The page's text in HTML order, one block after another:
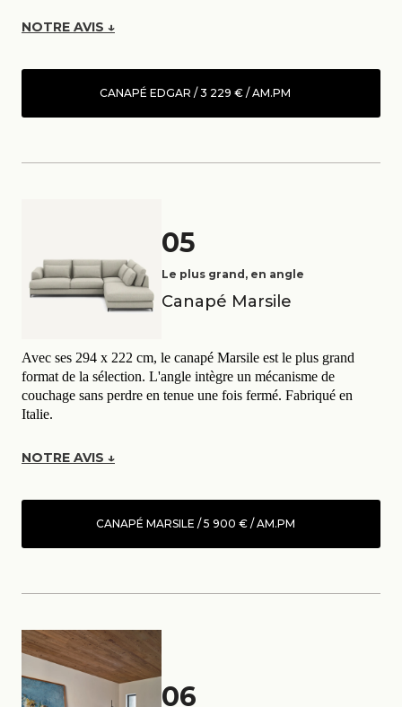
NOTRE AVIS ↓
CANAPÉ EDGAR / 3 229 € / AM.PM
05
Le plus grand, en angle
Canapé Marsile
Avec ses 294 x 222 cm, le canapé Marsile est le plus grand
format de la sélection. L'angle intègre un mécanisme de
couchage sans perdre en tenue une fois fermé. Fabriqué en
Italie.
NOTRE AVIS ↓
CANAPÉ MARSILE / 5 900 € / AM.PM
06